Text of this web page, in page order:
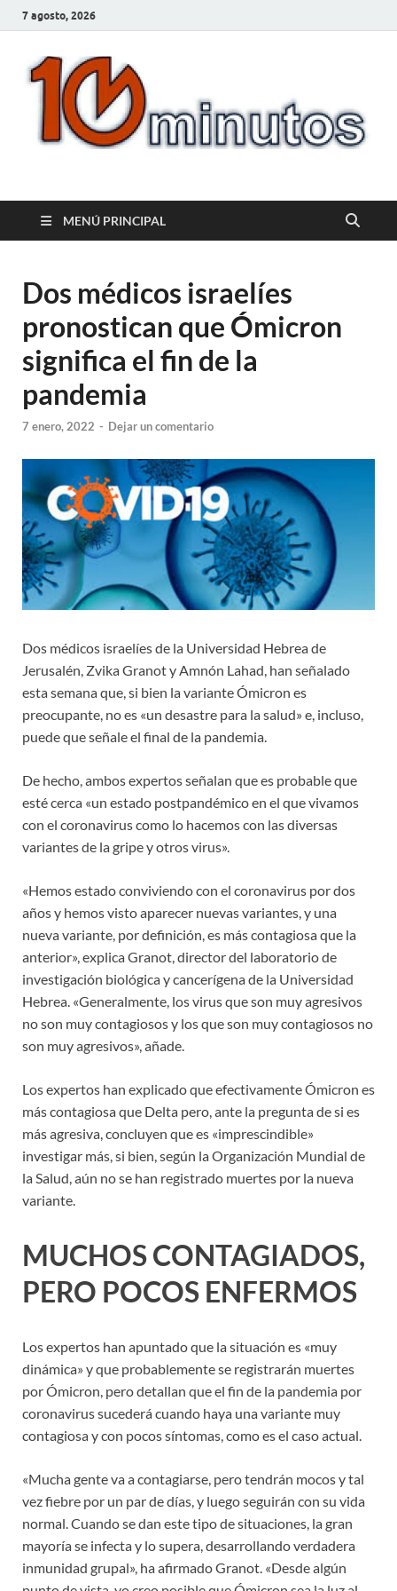
7 agosto, 2026
10minutos.com.uy
MENÚ PRINCIPAL
Dos médicos israelíes
pronostican que Ómicron
significa el fin de la
pandemia
7 enero, 2022 - Dejar un comentario
Dos médicos israelíes de la Universidad Hebrea de
Jerusalén, Zvika Granot y Amnón Lahad, han señalado
esta semana que, si bien la variante Ómicron es
preocupante, no es «un desastre para la salud» e, incluso,
puede que señale el final de la pandemia.
De hecho, ambos expertos señalan que es probable que
esté cerca «un estado postpandémico en el que vivamos
con el coronavirus como lo hacemos con las diversas
variantes de la gripe y otros virus».
«Hemos estado conviviendo con el coronavirus por dos
años y hemos visto aparecer nuevas variantes, y una
nueva variante, por definición, es más contagiosa que la
anterior», explica Granot, director del laboratorio de
investigación biológica y cancerígena de la Universidad
Hebrea. «Generalmente, los virus que son muy agresivos
no son muy contagiosos y los que son muy contagiosos no
son muy agresivos», añade.
Los expertos han explicado que efectivamente Ómicron es
más contagiosa que Delta pero, ante la pregunta de si es
más agresiva, concluyen que es «imprescindible»
investigar más, si bien, según la Organización Mundial de
la Salud, aún no se han registrado muertes por la nueva
variante.
MUCHOS CONTAGIADOS,
PERO POCOS ENFERMOS
Los expertos han apuntado que la situación es «muy
dinámica» y que probablemente se registrarán muertes
por Ómicron, pero detallan que el fin de la pandemia por
coronavirus sucederá cuando haya una variante muy
contagiosa y con pocos síntomas, como es el caso actual.
«Mucha gente va a contagiarse, pero tendrán mocos y tal
vez fiebre por un par de días, y luego seguirán con su vida
normal. Cuando se dan este tipo de situaciones, la gran
mayoría se infecta y lo supera, desarrollando verdadera
inmunidad grupal», ha afirmado Granot. «Desde algún